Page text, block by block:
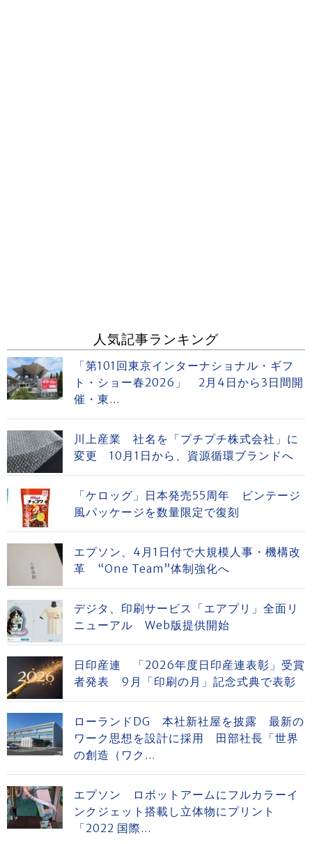
人気記事ランキング
「第101回東京インターナショナル・ギフ
ト・ショー春2026」 2月4日から3日間開
催・東...
川上産業 社名を「プチプチ株式会社」に
変更 10月1日から、資源循環ブランドへ
「ケロッグ」日本発売55周年 ビンテージ
風パッケージを数量限定で復刻
エプソン、4月1日付で大規模人事・機構改
革 “One Team”体制強化へ
デジタ、印刷サービス「エアプリ」全面リ
ニューアル Web版提供開始
日印産連 「2026年度日印産連表彰」受賞
者発表 9月「印刷の月」記念式典で表彰
ローランドDG 本社新社屋を披露 最新の
ワーク思想を設計に採用 田部社長「世界
の創造（ワク...
エプソン ロボットアームにフルカラーイ
ンクジェット搭載し立体物にプリント
「2022 国際...